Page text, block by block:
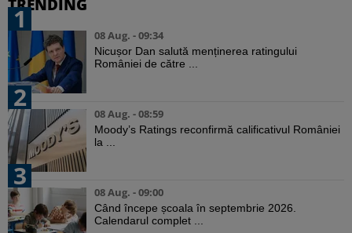
1
08 Aug. - 09:34
Nicușor Dan salută menținerea ratingului
României de către ...
2
08 Aug. - 08:59
Moody’s Ratings reconfirmă calificativul României
la ...
3
08 Aug. - 09:00
Când începe școala în septembrie 2026.
Calendarul complet ...